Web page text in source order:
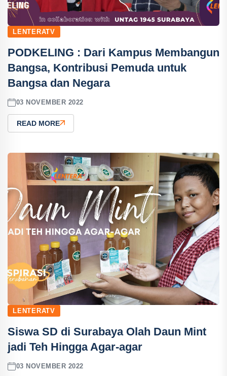
LENTERATV
PODKELING : Dari Kampus Membangun
Bangsa, Kontribusi Pemuda untuk
Bangsa dan Negara
03 NOVEMBER 2022
READ MORE
LENTERATV
Siswa SD di Surabaya Olah Daun Mint
jadi Teh Hingga Agar-agar
03 NOVEMBER 2022